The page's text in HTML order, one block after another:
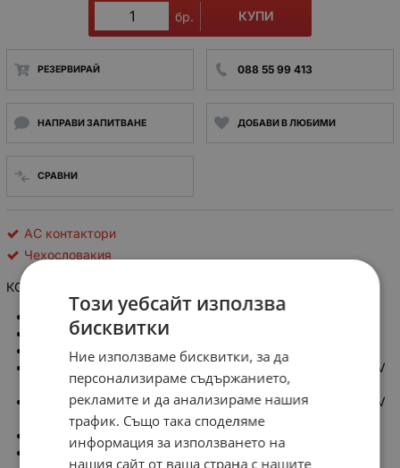
бр. КУПИ
РЕЗЕРВИРАЙ 088 55 99 413
НАПРАВИ ЗАПИТВАНЕ ДОБАВИ В ЛЮБИМИ
СРАВНИ
AC контактори
Чехословакия
КОНТАКТОР V100E бобина 42V
Номинално напрежение на бобината: 42V AC
Номинален ток AC-3 / 10: 100 A
Номинално напрежение: 500 VAC
Мощност на управлявания трифазен двигател 220/240 V
AC-3: 25 kW
Мощност на управлявания трифазен двигател 380/400 V
AC-3: 45 kW
Силови контакти: 3PST-3NO
Допълнителни контакти: 2SPST-2NO и 2SPST-2NC
Този уебсайт използва
бисквитки
Ние използваме бисквитки, за да
персонализираме съдържанието,
рекламите и да анализираме нашия
трафик. Също така споделяме
информация за използването на
нашия сайт от ваша страна с нашите